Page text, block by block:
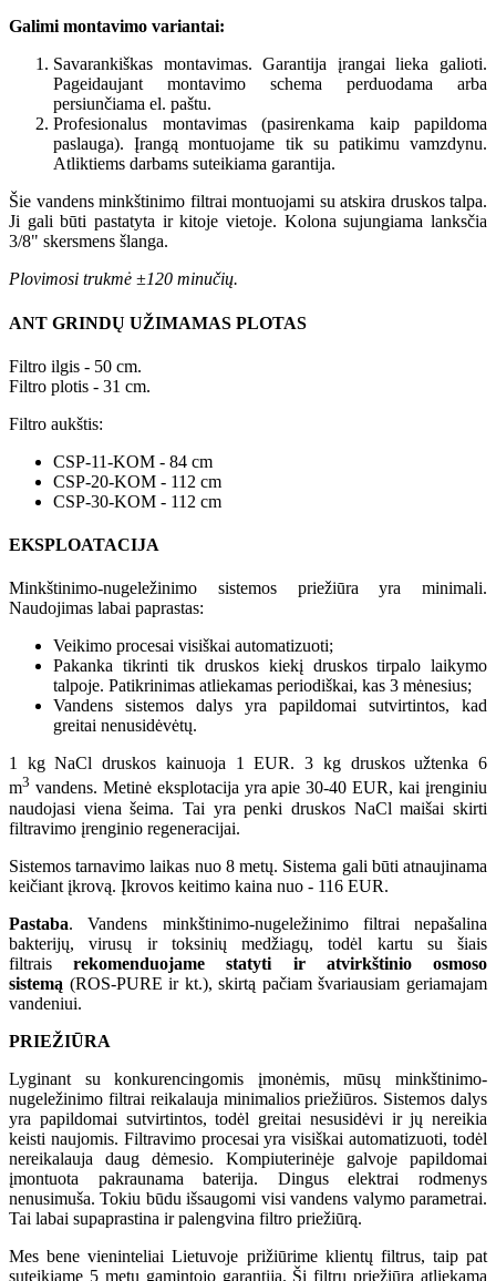
Galimi montavimo variantai:
Savarankiškas montavimas. Garantija įrangai lieka galioti.
Pageidaujant montavimo schema perduodama arba
persiunčiama el. paštu.
Profesionalus montavimas (pasirenkama kaip papildoma
paslauga). Įrangą montuojame tik su patikimu vamzdynu.
Atliktiems darbams suteikiama garantija.
Šie vandens minkštinimo filtrai montuojami su atskira druskos talpa.
Ji gali būti pastatyta ir kitoje vietoje. Kolona sujungiama lanksčia
3/8" skersmens šlanga.
Plovimosi trukmė ±120 minučių.
ANT GRINDŲ UŽIMAMAS PLOTAS
Filtro ilgis - 50 cm.
Filtro plotis - 31 cm.
Filtro aukštis:
CSP-11-KOM - 84 cm
CSP-20-KOM - 112 cm
CSP-30-KOM - 112 cm
EKSPLOATACIJA
Minkštinimo-nugeležinimo sistemos priežiūra yra minimali.
Naudojimas labai paprastas:
Veikimo procesai visiškai automatizuoti;
Pakanka tikrinti tik druskos kiekį druskos tirpalo laikymo
talpoje. Patikrinimas atliekamas periodiškai, kas 3 mėnesius;
Vandens sistemos dalys yra papildomai sutvirtintos, kad
greitai nenusidėvėtų.
1 kg NaCl druskos kainuoja 1 EUR. 3 kg druskos užtenka 6
m3 vandens. Metinė eksplotacija yra apie 30-40 EUR, kai įrenginiu
naudojasi viena šeima. Tai yra penki druskos NaCl maišai skirti
filtravimo įrenginio regeneracijai.
Sistemos tarnavimo laikas nuo 8 metų. Sistema gali būti atnaujinama
keičiant įkrovą. Įkrovos keitimo kaina nuo - 116 EUR.
Pastaba. Vandens minkštinimo-nugeležinimo filtrai nepašalina
bakterijų, virusų ir toksinių medžiagų, todėl kartu su šiais
filtrais rekomenduojame statyti ir atvirkštinio osmoso
sistemą (ROS-PURE ir kt.), skirtą pačiam švariausiam geriamajam
vandeniui.
PRIEŽIŪRA
Lyginant su konkurencingomis įmonėmis, mūsų minkštinimo-
nugeležinimo filtrai reikalauja minimalios priežiūros. Sistemos dalys
yra papildomai sutvirtintos, todėl greitai nesusidėvi ir jų nereikia
keisti naujomis. Filtravimo procesai yra visiškai automatizuoti, todėl
nereikalauja daug dėmesio. Kompiuterinėje galvoje papildomai
įmontuota pakraunama baterija. Dingus elektrai rodmenys
nenusimuša. Tokiu būdu išsaugomi visi vandens valymo parametrai.
Tai labai supaprastina ir palengvina filtro priežiūrą.
Mes bene vieninteliai Lietuvoje prižiūrime klientų filtrus, taip pat
suteikiame 5 metų gamintojo garantiją. Ši filtrų priežiūra atliekama